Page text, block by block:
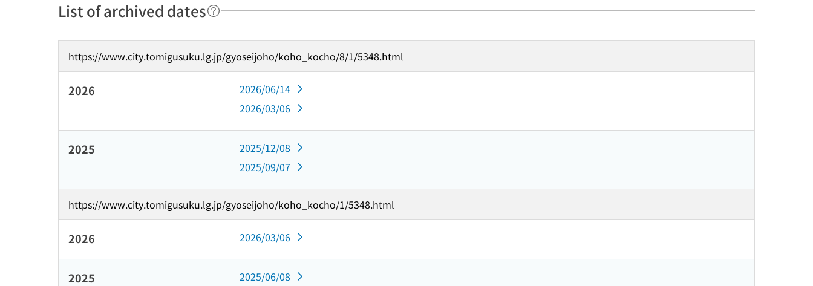
List of archived dates
https://www.city.tomigusuku.lg.jp/gyoseijoho/koho_kocho/8/1/5348.html
2026
2026/06/14
2026/03/06
2025
2025/12/08
2025/09/07
https://www.city.tomigusuku.lg.jp/gyoseijoho/koho_kocho/1/5348.html
2026 2026/03/06
2025
2025/06/08